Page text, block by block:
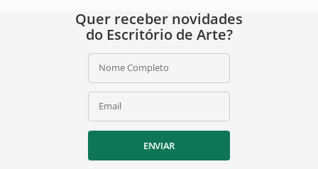
Quer receber novidades
do Escritório de Arte?
Nome Completo
Email
ENVIAR